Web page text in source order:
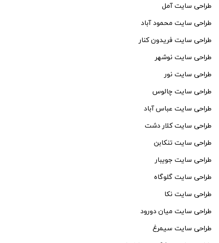
طراحی سایت آمل
طراحی سایت محمود آباد
طراحی سایت فریدون کنار
طراحی سایت نوشهر
طراحی سایت نور
طراحی سایت چالوس
طراحی سایت عباس آباد
طراحی سایت کلار دشت
طراحی سایت تنکابن
طراحی سایت جویبار
طراحی سایت گلوگاه
طراحی سایت نکا
طراحی سایت میان دورود
طراحی سایت سیمرغ